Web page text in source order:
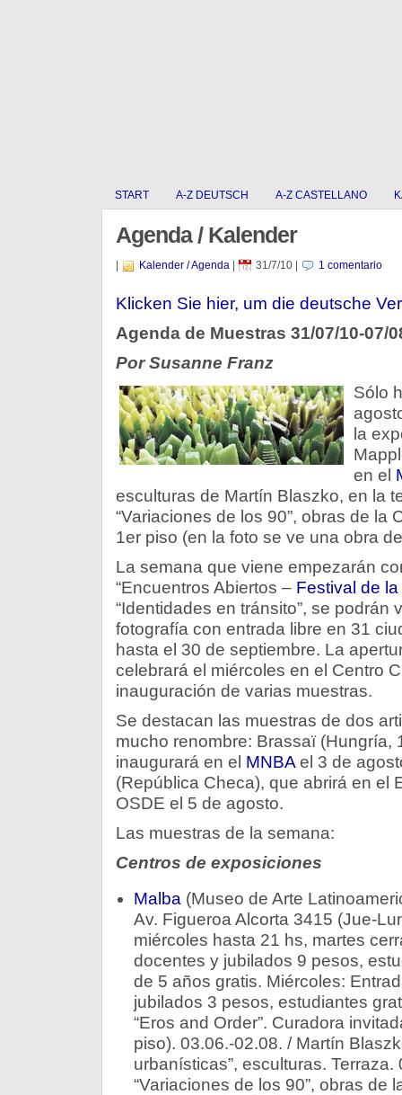
START A-Z DEUTSCH A-Z CASTELLANO
Agenda / Kalender
Kalender / Agenda| 31/7/10| 1 comentario
Klicken Sie hier, um die deutsche
Agenda de Muestras 31/07/10-07/
Por Susanne Franz
Sólo
la
en el
esculturas de Martín Blaszko, en la
“Variaciones de los 90”, obras de la
1er piso (en la foto se ve una obra
La semana que viene empezarán
“Encuentros Abiertos – Festival de
“Identidades en tránsito”, se podrán
fotografía con entrada libre en 31
hasta el 30 de septiembre. La
celebrará el miércoles en el Centro
inauguración de varias muestras.
Se destacan las muestras de dos
mucho renombre: Brassaï (Hungría,
inaugurará en el MNBAel 3 de
(República Checa), que abrirá en el
OSDE el 5 de agosto.
Las muestras de la semana:
Centros de exposiciones
Malba (Museo de Arte
Av. Figueroa Alcorta 3415 (Jue-
miércoles hasta 21 hs, martes
docentes y jubilados 9 pesos,
de 5 años gratis. Miércoles:
jubilados 3 pesos, estudiantes
“Eros and Order”. Curadora
piso). 03.06.-02.08. / Martín
urbanísticas”, esculturas. Terraza.
“Variaciones de los 90”, obras de